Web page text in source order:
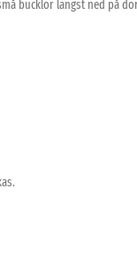
bucklor längst ned på